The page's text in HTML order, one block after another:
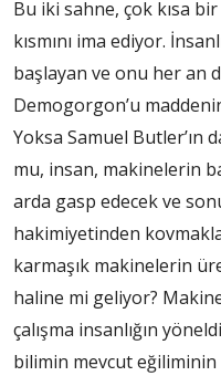
Bu iki sahne, çok kısa
kısmını ima ediyor.
başlayan ve onu her an
Demogorgon’u
Yoksa Samuel Butler’ın
mu, insan, makinelerin
arda gasp edecek ve
hakimiyetinden
karmaşık makinelerin
haline mi geliyor? Makine
çalışma insanlığın
bilimin mevcut